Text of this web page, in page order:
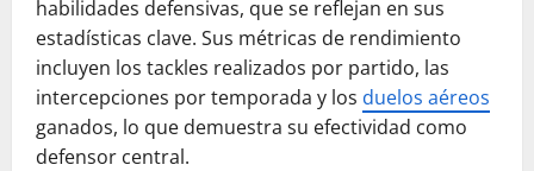
habilidades defensivas, que se reflejan en sus
estadísticas clave. Sus métricas de rendimiento
incluyen los tackles realizados por partido, las
intercepciones por temporada y los duelos aéreos
ganados, lo que demuestra su efectividad como
defensor central.